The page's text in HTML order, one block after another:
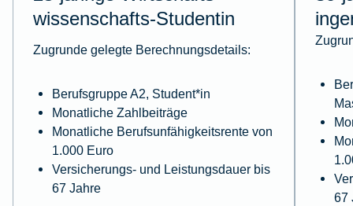
wissenschafts-Studentin
Zugrunde gelegte Berechnungsdetails:
Berufsgruppe A2, Student*in
Monatliche Zahlbeiträge
Monatliche Berufsunfähigkeitsrente von
1.000 Euro
Versicherungs- und Leistungsdauer bis
67 Jahre
67